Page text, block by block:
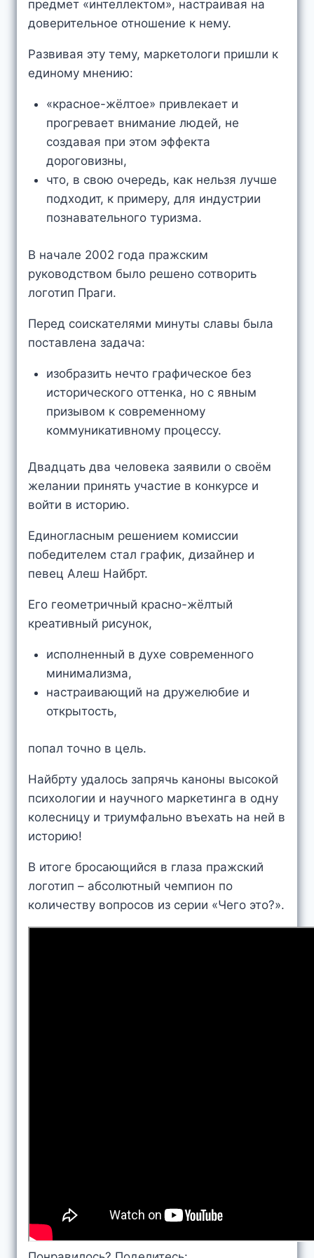
предмет «интеллектом», настраивая на
доверительное отношение к нему.
Развивая эту тему, маркетологи пришли к
единому мнению:
«красное-жёлтое» привлекает и
прогревает внимание людей, не
создавая при этом эффекта
дороговизны,
что, в свою очередь, как нельзя лучше
подходит, к примеру, для индустрии
познавательного туризма.
В начале 2002 года пражским
руководством было решено сотворить
логотип Праги.
Перед соискателями минуты славы была
поставлена задача:
изобразить нечто графическое без
исторического оттенка, но с явным
призывом к современному
коммуникативному процессу.
Двадцать два человека заявили о своём
желании принять участие в конкурсе и
войти в историю.
Единогласным решением комиссии
победителем стал график, дизайнер и
певец Алеш Найбрт.
Его геометричный красно-жёлтый
креативный рисунок,
исполненный в духе современного
минимализма,
настраивающий на дружелюбие и
открытость,
попал точно в цель.
Найбрту удалось запрячь каноны высокой
психологии и научного маркетинга в одну
колесницу и триумфально въехать на ней в
историю!
В итоге бросающийся в глаза пражский
логотип – абсолютный чемпион по
количеству вопросов из серии «Чего это?».